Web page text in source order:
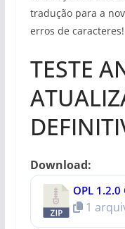
tradução para a
erros de
TESTE
Download:
OPL
1